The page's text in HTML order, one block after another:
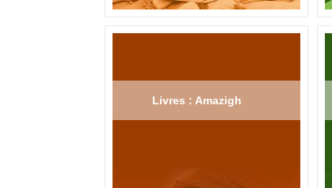
Livres : Amazigh